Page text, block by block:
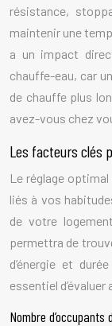
résistance,
maintenir une
a un impact
chauffe-eau, car
de chauffe plus
avez-vous chez
Les facteurs clés
Le réglage
liés à vos
de votre
permettra de
d’énergie et
essentiel
Nombre d’occupants